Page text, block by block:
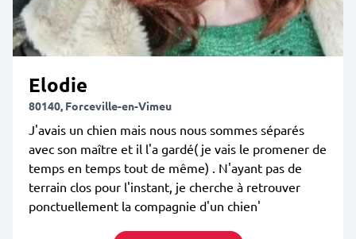
Elodie
80140, Forceville-en-Vimeu
J'avais un chien mais nous nous sommes séparés
avec son maître et il l'a gardé( je vais le promener de
temps en temps tout de même) . N'ayant pas de
terrain clos pour l'instant, je cherche à retrouver
ponctuellement la compagnie d'un chien'